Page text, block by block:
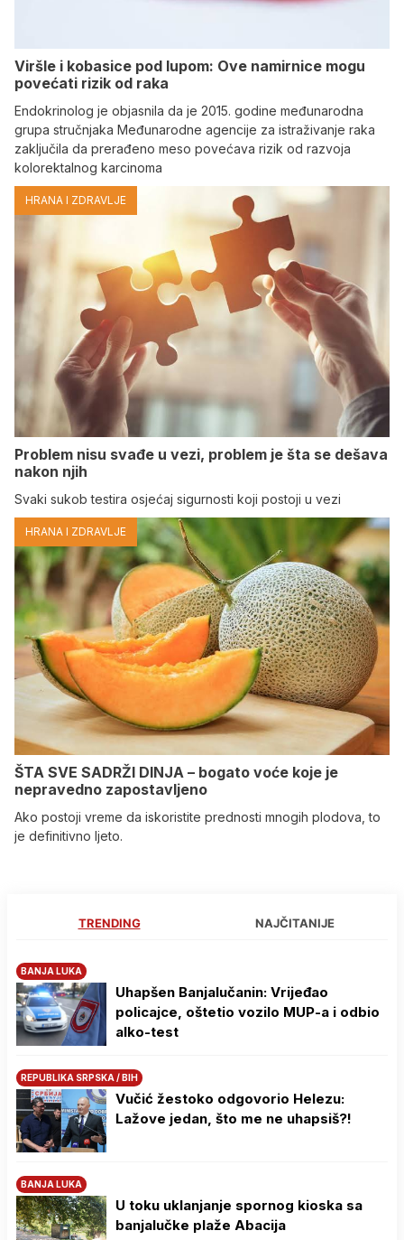
Viršle i kobasice pod lupom: Ove namirnice mogu
povećati rizik od raka
Endokrinolog je objasnila da je 2015. godine međunarodna
grupa stručnjaka Međunarodne agencije za istraživanje raka
zaključila da prerađeno meso povećava rizik od razvoja
kolorektalnog karcinoma
HRANA I ZDRAVLJE
Problem nisu svađe u vezi, problem je šta se dešava
nakon njih
Svaki sukob testira osjećaj sigurnosti koji postoji u vezi
HRANA I ZDRAVLJE
ŠTA SVE SADRŽI DINJA – bogato voće koje je
nepravedno zapostavljeno
Ako postoji vreme da iskoristite prednosti mnogih plodova, to
je definitivno ljeto.
TRENDING NAJČITANIJE
BANJA LUKA
Uhapšen Banjalučanin: Vrijeđao
policajce, oštetio vozilo MUP-a i odbio
alko-test
REPUBLIKA SRPSKA / BIH
Vučić žestoko odgovorio Helezu:
Lažove jedan, što me ne uhapsiš?!
BANJA LUKA
U toku uklanjanje spornog kioska sa
banjalučke plaže Abacija